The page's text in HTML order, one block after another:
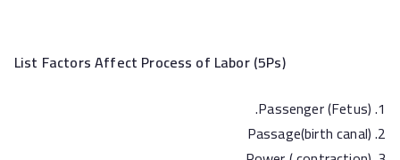
List Factors Affect Process of Labor (5Ps)
Passenger (Fetus).
Passage(birth canal)